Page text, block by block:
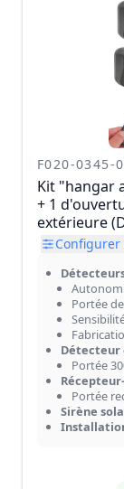
F020-0345-
Kit "hangar
+ 1
extérieure
Configurer
Portée
Détecteur
Portée
Portée
Sirène